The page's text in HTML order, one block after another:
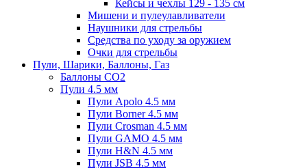
Кейсы и чехлы 129 - 135 см
Мишени и пулеулавливатели
Наушники для стрельбы
Средства по уходу за оружием
Очки для стрельбы
Пули, Шарики, Баллоны, Газ
Баллоны CO2
Пули 4.5 мм
Пули Apolo 4.5 мм
Пули Borner 4.5 мм
Пули Crosman 4.5 мм
Пули GAMO 4.5 мм
Пули H&N 4.5 мм
Пули JSB 4.5 мм